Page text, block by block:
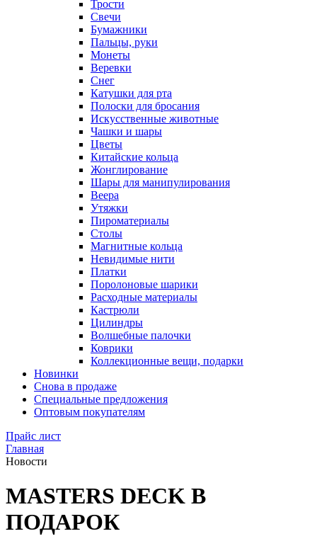
Трости
Свечи
Бумажники
Пальцы, руки
Монеты
Веревки
Снег
Катушки для рта
Полоски для бросания
Искусственные животные
Чашки и шары
Цветы
Китайские кольца
Жонглирование
Шары для манипулирования
Веера
Утяжки
Пироматериалы
Столы
Магнитные кольца
Невидимые нити
Платки
Поролоновые шарики
Расходные материалы
Кастрюли
Цилиндры
Волшебные палочки
Коврики
Коллекционные вещи, подарки
Новинки
Снова в продаже
Специальные предложения
Оптовым покупателям
Прайс лист
Главная
Новости
MASTERS DECK В
ПОДАРОК